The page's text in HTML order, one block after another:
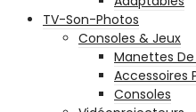
TV-Son-Photos
Consoles & Jeux
Manettes
Accessoires
Consoles